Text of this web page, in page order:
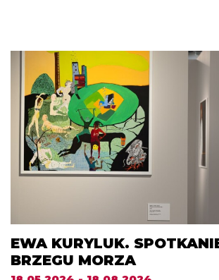
EWA KURYLUK.
BRZEGU MORZA